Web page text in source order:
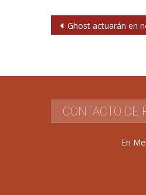
Navegación
Ghost actuarán en noviembre en Madrid y
CONTACTO DE
En